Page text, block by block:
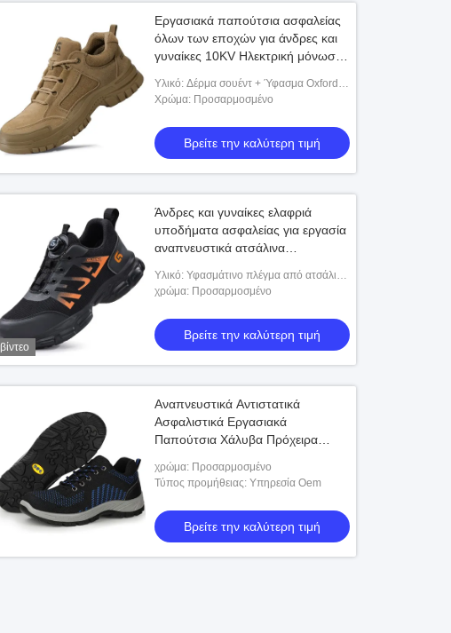
Βρείτε την καλύτερη τιμή
Βρείτε την καλύτερη τιμή
Εργασιακά παπούτσια ασφαλείας
όλων των εποχών για άνδρες και
γυναίκες 10KV Ηλεκτρική μόνωση
δακτύλων κατά της διάτρησης
Υλικό: Δέρμα σουέντ + Ύφασμα Oxford +
Ενδιάμεση σόλα Kevlar + Εξωτερική
Χρώμα: Προσαρμοσμένο
Βρείτε την καλύτερη τιμή
βίντεο
Άνδρες και γυναίκες ελαφριά
υποδήματα ασφαλείας για εργασία
αναπνευστικά ατσάλινα
κλείσιμο
Υλικό: Υφασμάτινο πλέγμα από ατσάλινο
σύρμα + Ενδιάμεση σόλα από Kevlar +
χρώμα: Προσαρμοσμένο
Βρείτε την καλύτερη τιμή
Αναπνευστικά Αντιστατικά
Ασφαλιστικά Εργασιακά
Παπούτσια Χάλυβα Πρόχειρα
Επάνω Ανθεκτικά στην Φθορά για
καθαρό δωμάτιο
χρώμα: Προσαρμοσμένο
Τύπος προμήθειας: Υπηρεσία Oem
Βρείτε την καλύτερη τιμή